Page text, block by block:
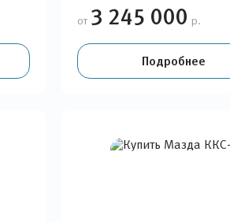
от 3 245 000 р.
Подробнее